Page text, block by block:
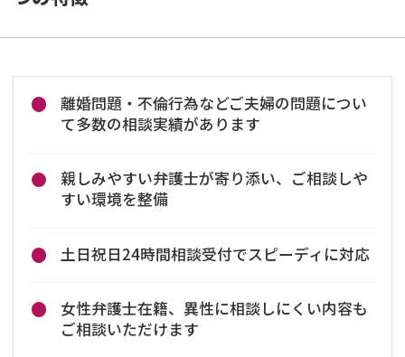
離婚問題・不倫行為などご夫婦の問題につい
て多数の相談実績があります
親しみやすい弁護士が寄り添い、ご相談しや
すい環境を整備
土日祝日24時間相談受付でスピーディに対応
女性弁護士在籍、異性に相談しにくい内容も
ご相談いただけます